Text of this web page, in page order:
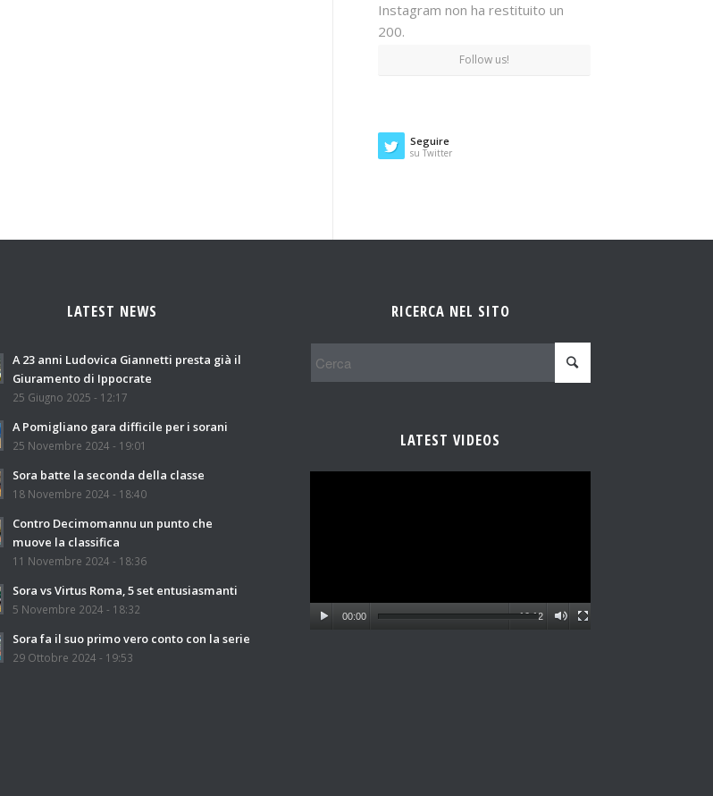
Instagram non ha restituito un
200.
Follow us!
Seguire
su Twitter
LATEST NEWS
A 23 anni Ludovica Giannetti presta già il
Giuramento di Ippocrate
25 Giugno 2025 - 12:17
A Pomigliano gara difficile per i sorani
25 Novembre 2024 - 19:01
Sora batte la seconda della classe
18 Novembre 2024 - 18:40
Contro Decimomannu un punto che
muove la classifica
11 Novembre 2024 - 18:36
Sora vs Virtus Roma, 5 set entusiasmanti
5 Novembre 2024 - 18:32
Sora fa il suo primo vero conto con la serie
29 Ottobre 2024 - 19:53
RICERCA NEL SITO
LATEST VIDEOS
00:00 10:12